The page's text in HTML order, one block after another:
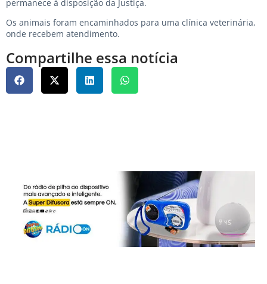
permanece à disposição da Justiça.
Os animais foram encaminhados para uma clínica veterinária,
onde recebem atendimento.
Compartilhe essa notícia